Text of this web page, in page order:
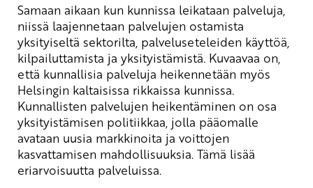
Samaan aikaan kun kunnissa leikataan palveluja,
niissä laajennetaan palvelujen ostamista
yksityiseltä sektorilta, palveluseteleiden käyttöä,
kilpailuttamista ja yksityistämistä. Kuvaavaa on,
että kunnallisia palveluja heikennetään myös
Helsingin kaltaisissa rikkaissa kunnissa.
Kunnallisten palvelujen heikentäminen on osa
yksityistämisen politiikkaa, jolla pääomalle
avataan uusia markkinoita ja voittojen
kasvattamisen mahdollisuuksia. Tämä lisää
eriarvoisuutta palveluissa.